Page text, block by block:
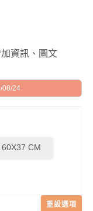
資訊、圖文
08/24
60X37 CM
重設選項